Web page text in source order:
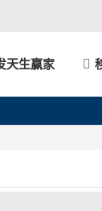
天生赢家